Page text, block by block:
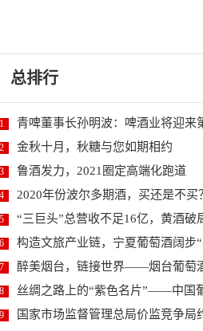
总排行
1 青啤董事长孙明波：啤酒业将迎来
2 金秋十月，秋糖与您如期相约
3 鲁酒发力，2021圈定高端化跑道
4 2020年份波尔多期酒，买还是不买？
5 “三巨头”总营收不足16亿，黄酒破
6 构造文旅产业链，宁夏葡萄酒阔步
7 醉美烟台，链接世界——烟台葡萄酒产
8 丝绸之路上的“紫色名片”——中国葡萄
9 国家市场监督管理总局价监竞争局